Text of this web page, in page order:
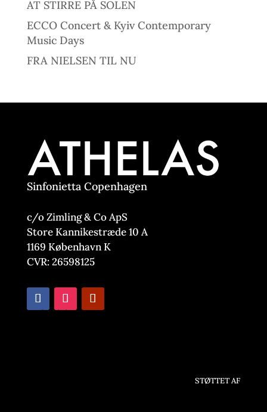
AT STIRRE PÅ SOLEN
ECCO Concert & Kyiv Contemporary
Music Days
FRA NIELSEN TIL NU
Sinfonietta Copenhagen
c/o Zimling & Co ApS
Store Kannikestræde 10 A
1169 København K
CVR: 26598125
Nyhedsbrev
STØTTET AF